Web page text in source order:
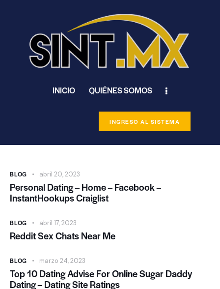
INICIO QUIÉNES SOMOS
INGRESO AL SISTEMA
BLOG abril 20, 2023
Personal Dating – Home – Facebook –
InstantHookups Craiglist
BLOG abril 17, 2023
Reddit Sex Chats Near Me
BLOG marzo 24, 2023
Top 10 Dating Advise For Online Sugar Daddy
Dating – Dating Site Ratings